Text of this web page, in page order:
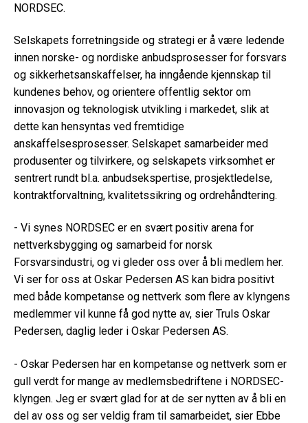
NORDSEC.
Selskapets forretningside og strategi er å være ledende
innen norske- og nordiske anbudsprosesser for forsvars
og sikkerhetsanskaffelser, ha inngående kjennskap til
kundenes behov, og orientere offentlig sektor om
innovasjon og teknologisk utvikling i markedet, slik at
dette kan hensyntas ved fremtidige
anskaffelsesprosesser. Selskapet samarbeider med
produsenter og tilvirkere, og selskapets virksomhet er
sentrert rundt bl.a. anbudsekspertise, prosjektledelse,
kontraktforvaltning, kvalitetssikring og ordrehåndtering.
- Vi synes NORDSEC er en svært positiv arena for
nettverksbygging og samarbeid for norsk
Forsvarsindustri, og vi gleder oss over å bli medlem her.
Vi ser for oss at Oskar Pedersen AS kan bidra positivt
med både kompetanse og nettverk som flere av klyngens
medlemmer vil kunne få god nytte av, sier Truls Oskar
Pedersen, daglig leder i Oskar Pedersen AS.
- Oskar Pedersen har en kompetanse og nettverk som er
gull verdt for mange av medlemsbedriftene i NORDSEC-
klyngen. Jeg er svært glad for at de ser nytten av å bli en
del av oss og ser veldig fram til samarbeidet, sier Ebbe